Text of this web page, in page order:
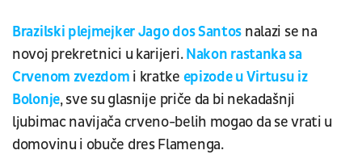
Brazilski plejmejker Jago dos Santos nalazi se na
novoj prekretnici u karijeri.Nakon rastanka sa
Crvenom zvezdom i kratke epizode u Virtusu iz
Bolonje, sve su glasnije priče da bi nekadašnji
ljubimac navijača crveno-belih mogao da se vrati u
domovinu i obuče dres Flamenga.